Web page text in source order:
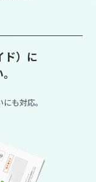
ド）に
も対応。